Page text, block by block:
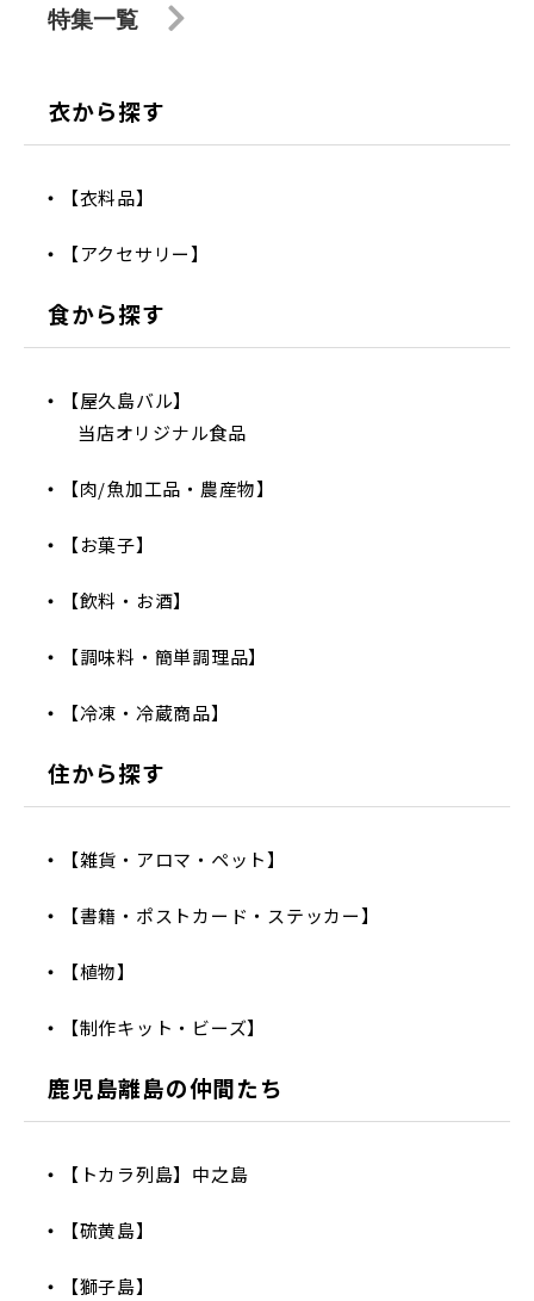
特集一覧
衣から探す
【衣料品】
【アクセサリー】
食から探す
【屋久島バル】
当店オリジナル食品
【肉/魚加工品・農産物】
【お菓子】
【飲料・お酒】
【調味料・簡単調理品】
【冷凍・冷蔵商品】
住から探す
【雑貨・アロマ・ペット】
【書籍・ポストカード・ステッカー】
【植物】
【制作キット・ビーズ】
鹿児島離島の仲間たち
【トカラ列島】中之島
【硫黄島】
【獅子島】